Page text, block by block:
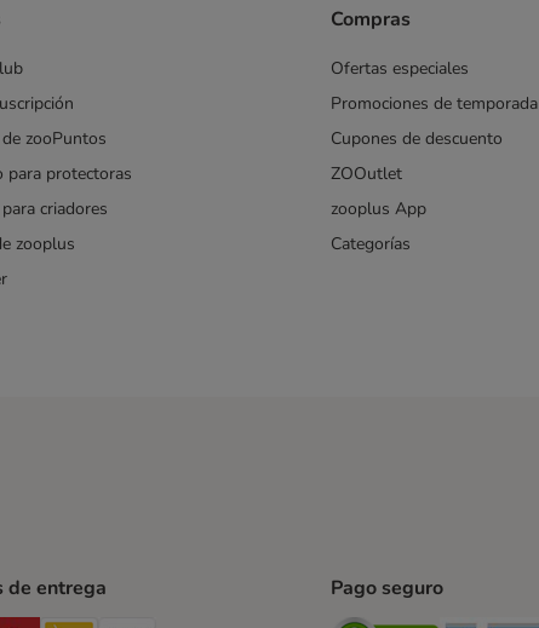
zooPuntos
para protectoras
criadores
zooplus
Compras
Ofertas especiales
Promociones de temporada
Cupones de descuento
ZOOutlet
zooplus App
Categorías
de entrega Pago seguro